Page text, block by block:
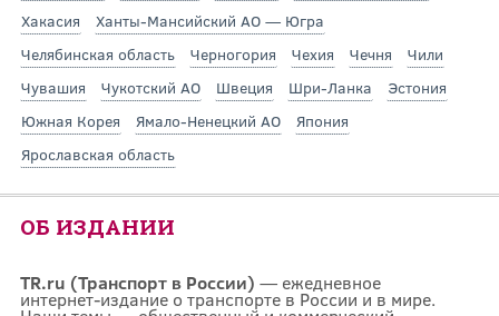
Хакасия
Ханты-Мансийский АО — Югра
Челябинская область
Черногория Чехия Чечня
Чили
Чувашия
Чукотский АО Швеция Шри-Ланка
Эстония
Южная Корея
Ямало-Ненецкий АО
Япония
Ярославская область
ОБ ИЗДАНИИ
TR.ru (Транспорт в России) — ежедневное
интернет-издание о транспорте в России и в мире.